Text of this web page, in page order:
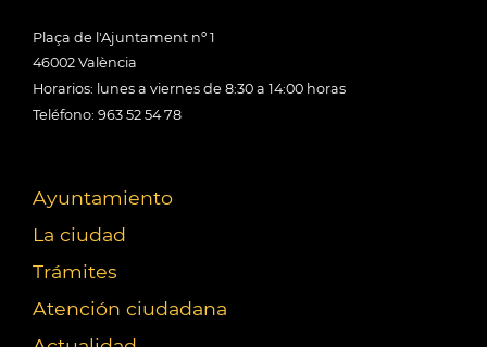
Plaça de l'Ajuntament nº 1
46002 València
Horarios: lunes a viernes de 8:30 a 14:00 horas
Teléfono: 963 52 54 78
Ayuntamiento
La ciudad
Trámites
Atención ciudadana